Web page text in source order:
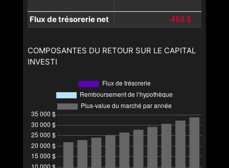
Flux de trésorerie net -450 $
COMPOSANTES DU RETOUR SUR LE CAPITAL
INVESTI